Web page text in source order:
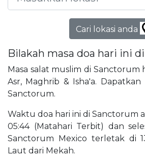
Cari lokasi anda
Bilakah masa doa hari ini
Masa salat muslim di Sanctorum
Asr, Maghrib & Isha'a. Dapatkan
Sanctorum.
Waktu doa hari ini di Sanctorum
05:44 (Matahari Terbit) dan
Sanctorum Mexico terletak di
Laut dari Mekah.